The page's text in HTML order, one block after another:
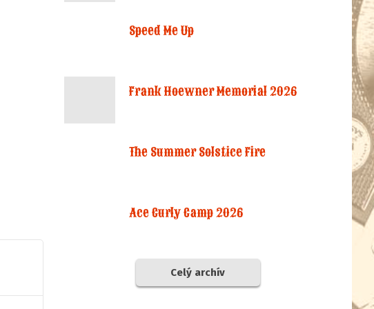
Speed Me Up
Frank Hoewner Memorial 2026
The Summer Solstice Fire
Ace Curly Camp 2026
Celý archív